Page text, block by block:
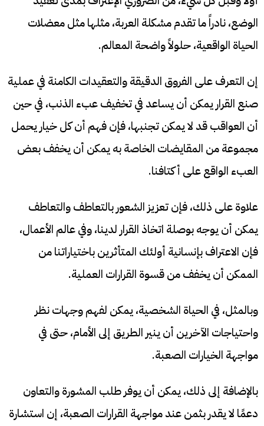
الوضع، نادراً ما تقدم مشكلة العربة، مثلها مثل معضلات
الحياة الواقعية، حلولاً واضحة المعالم.
إن التعرف على الفروق الدقيقة والتعقيدات الكامنة في عملية
صنع القرار يمكن أن يساعد في تخفيف عبء الذنب، في حين
أن العواقب قد لا يمكن تجنبها، فإن فهم أن كل خيار يحمل
مجموعة من المقايضات الخاصة به يمكن أن يخفف بعض
العبء الواقع على أكتافنا.
علاوة على ذلك، فإن تعزيز الشعور بالتعاطف والتعاطف
يمكن أن يوجه بوصلة اتخاذ القرار لدينا، وفي عالم الأعمال،
فإن الاعتراف بإنسانية أولئك المتأثرين باختياراتنا من
الممكن أن يخفف من قسوة القرارات العملية.
وبالمثل، في الحياة الشخصية، يمكن لفهم وجهات نظر
واحتياجات الآخرين أن ينير الطريق إلى الأمام، حتى في
مواجهة الخيارات الصعبة.
بالإضافة إلى ذلك، يمكن أن يوفر طلب المشورة والتعاون
دعمًا لا يقدر بثمن عند مواجهة القرارات الصعبة، إن استشارة